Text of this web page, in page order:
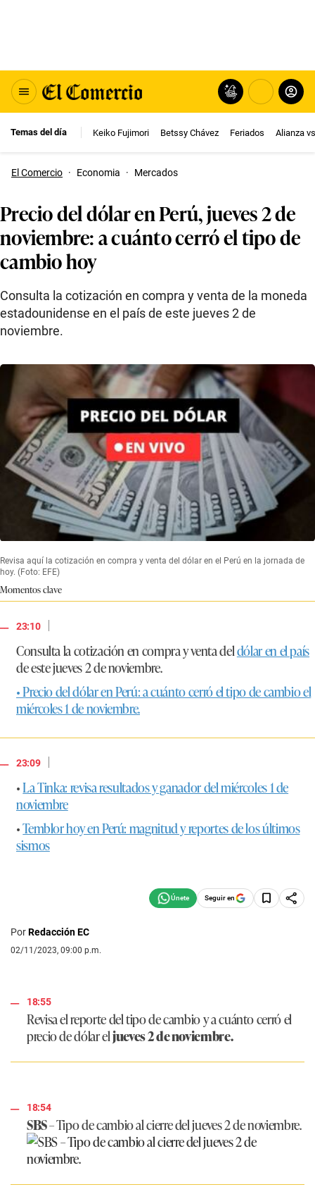
Temas del día Keiko Fujimori Betssy Chávez Feriados Alianza
El Comercio · Economia · Mercados
Precio del dólar en Perú, jueves 2 de
noviembre: a cuánto cerró el tipo de
cambio hoy
Consulta la cotización en compra y venta de la moneda
estadounidense en el país de este jueves 2 de
noviembre.
Revisa aquí la cotización en compra y venta del dólar en el Perú en la jornada de
hoy. (Foto: EFE)
Momentos clave
23:10
|
Consulta la cotización en compra y venta deldólar en el país
de este jueves 2 de noviembre.
• Precio del dólar en Perú: a cuánto cerró el tipo de cambio el
miércoles 1 de noviembre.
23:09
|
•La Tinka: revisa resultados y ganador del miércoles 1 de
noviembre
•Temblor hoy en Perú: magnitud y reportes de los últimos
sismos
Seguir en
PorRedacción EC
02/11/2023, 09:00 p.m.
18:55
Revisa el reporte del tipo de cambio y a cuánto cerró el
precio de dólar eljueves 2 de noviembre.
18:54
SBS –Tipo de cambio al cierre del jueves 2 de noviembre.